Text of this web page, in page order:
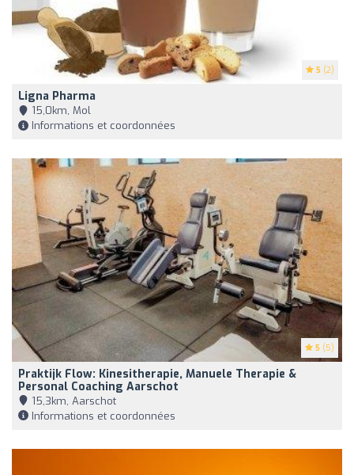
5 (2)
Ligna Pharma
15,0km, Mol
Informations et coordonnées
5 (5)
Praktijk Flow: Kinesitherapie, Manuele Therapie &
Personal Coaching Aarschot
15,3km, Aarschot
Informations et coordonnées